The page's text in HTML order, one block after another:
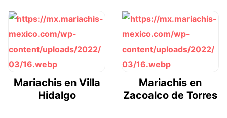
Mariachis en Villa
Hidalgo
Mariachis en
Zacoalco de Torres